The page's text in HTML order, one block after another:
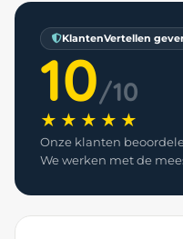
KlantenVertellen
10/10
★★★★★
Onze klanten
We werken met de